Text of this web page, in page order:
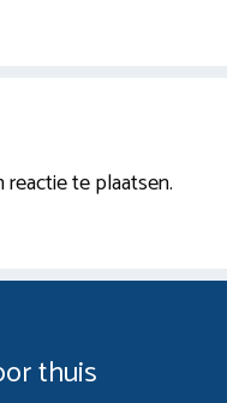
reactie te plaatsen.
thuis